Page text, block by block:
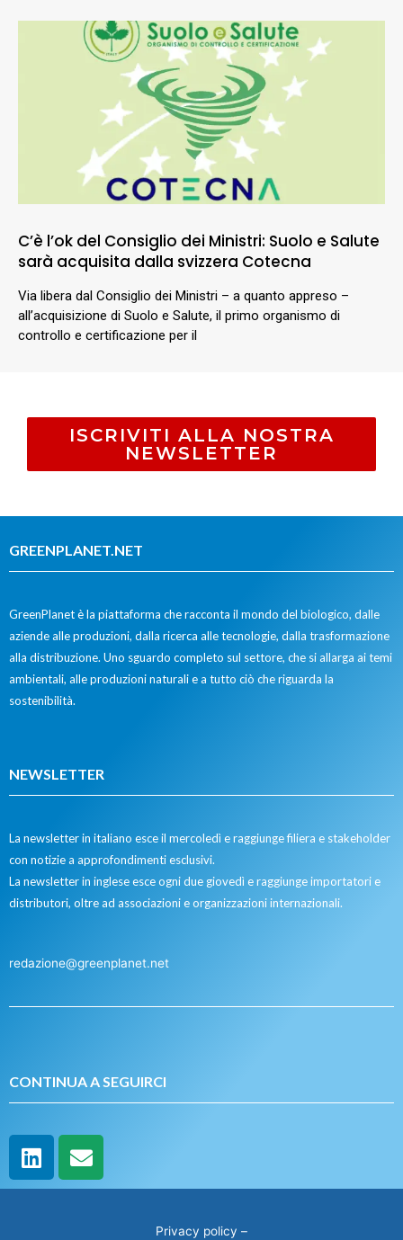
C’è l’ok del Consiglio dei Ministri: Suolo e Salute
sarà acquisita dalla svizzera Cotecna
Via libera dal Consiglio dei Ministri – a quanto appreso –
all’acquisizione di Suolo e Salute, il primo organismo di
controllo e certificazione per il
ISCRIVITI ALLA NOSTRA
NEWSLETTER
GREENPLANET.NET
GreenPlanet è la piattaforma che racconta il mondo del biologico, dalle
aziende alle produzioni, dalla ricerca alle tecnologie, dalla trasformazione
alla distribuzione. Uno sguardo completo sul settore, che si allarga ai temi
ambientali, alle produzioni naturali e a tutto ciò che riguarda la
sostenibilità.
NEWSLETTER
La newsletter in italiano esce il mercoledì e raggiunge filiera e stakeholder
con notizie a approfondimenti esclusivi.
La newsletter in inglese esce ogni due giovedì e raggiunge importatori e
distributori, oltre ad associazioni e organizzazioni internazionali.
redazione@greenplanet.net
CONTINUA A SEGUIRCI
Privacy policy –